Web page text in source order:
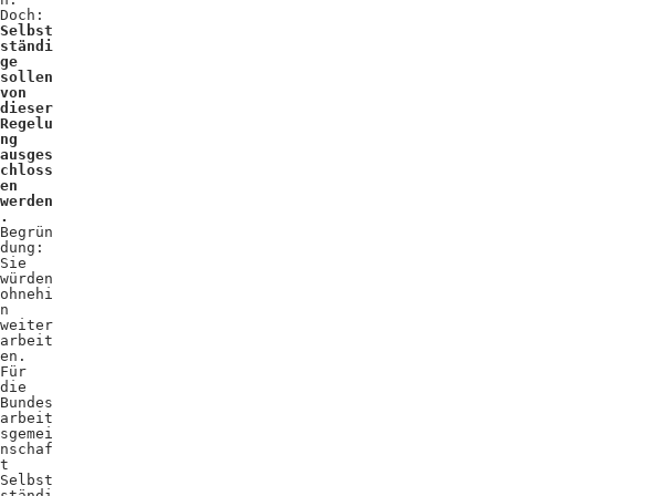
Doch:
Selbst
ständi
ge
sollen
von
dieser
Regelu
ng
ausges
chloss
en
werden
.
Begrün
dung:
Sie
würden
ohnehi
n
weiter
arbeit
en.
Für
die
Bundes
arbeit
sgemei
nschaf
t
Selbst